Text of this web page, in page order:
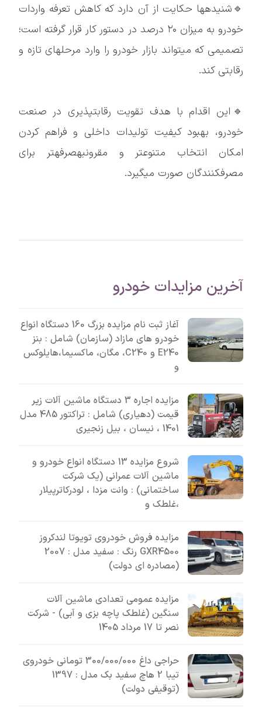
🔹شنیدهها حکایت از آن دارد که کاهش تعرفه واردات
خودرو به میزان ۲۰ درصد در دستور کار قرار گرفته است؛
تصمیمی که میتواند بازار خودرو را وارد مرحلهای تازه و
رقابتی کند.
🔹این اقدام با هدف تقویت رقابتپذیری در صنعت
خودرو، بهبود کیفیت تولیدات داخلی و فراهم کردن
امکان انتخاب متنوعتر و مقرونبهصرفهتر برای
مصرفکنندگان صورت میگیرد.
آخرین مزایدات خودرو
آغاز ثبت نام مزایده بزرگ 160 دستگاه انواع
خودرو های مازاد (سازمان) شامل : بنز
E240 و C240، مگان، ماکسیما،هایلوکس
و
مزایده اجاره 3 دستگاه ماشین آلات زیر
قیمت (دهیاری) شامل : تراکتور 485 مدل
1401 ، نیسان ، بیل زنجیری
شروع مزایده 13 دستگاه انواع خودرو و
ماشین آلات عمرانی (یک شرکت
ساختمانی) : وانت مزدا ، لودرکاترپیلار
،غلطک و
مزایده فروش خودروی تویوتا لندکروز
GXR4500 رنگ : سفید مدل : 2007
(مصادره ای دولت)
مزایده عمومی تعدادی ماشین آلات
سنگین (غلطک پاچه بزی و آبی) - شرکت
نصر تا 17 مرداد 1405
حراجی داغ 300/000/000 تومانی خودروی
تیبا 2 هاچ سفید بک مدل : 1397
(توقیفی دولت)